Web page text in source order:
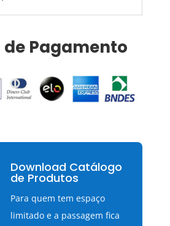
de Pagamento
Download Catálogo
de Produtos
Para quem tem espaço
limitado e a passagem fica